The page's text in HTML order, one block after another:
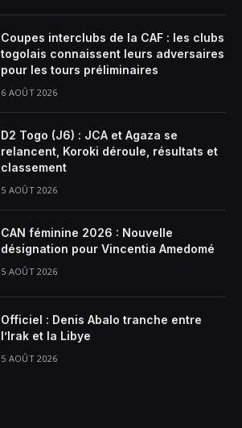
Coupes interclubs de la CAF : les clubs
togolais connaissent leurs adversaires
pour les tours préliminaires
6 AOÛT 2026
D2 Togo (J6) : JCA et Agaza se
relancent, Koroki déroule, résultats et
classement
5 AOÛT 2026
CAN féminine 2026 : Nouvelle
désignation pour Vincentia Amedomé
5 AOÛT 2026
Officiel : Denis Abalo tranche entre
l’Irak et la Libye
5 AOÛT 2026